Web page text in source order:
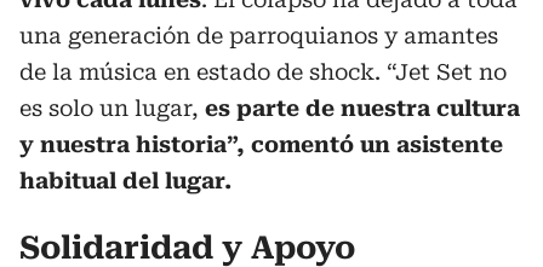
una generación de parroquianos y amantes
de la música en estado de shock. “Jet Set no
es solo un lugar, es parte de nuestra cultura
y nuestra historia”, comentó un asistente
habitual del lugar.
Solidaridad y Apoyo